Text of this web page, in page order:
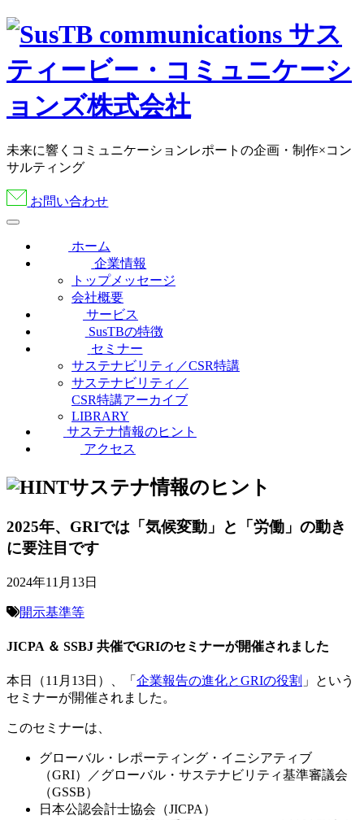
未来に響くコミュニケーションレポートの企画・制作×コン
サルティング
お問い合わせ
ホーム
企業情報
トップメッセージ
会社概要
サービス
SusTBの特徴
セミナー
サステナビリティ／CSR特講
サステナビリティ／
CSR特講アーカイブ
LIBRARY
サステナ情報のヒント
アクセス
サステナ情報のヒント
2025年、GRIでは「気候変動」と「労働」の動き
に要注目です
2024年11月13日
開示基準等
JICPA ＆ SSBJ 共催でGRIのセミナーが開催されました
本日（11月13日）、「 企業報告の進化とGRIの役割 」という
セミナーが開催されました。
このセミナーは、
グローバル・レポーティング・イニシアティブ
（GRI）／グローバル・サステナビリティ基準審議会
（GSSB）
日本公認会計士協会（JICPA）